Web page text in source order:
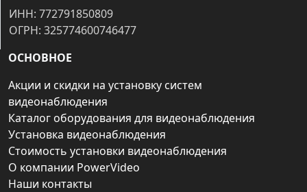
ИНН: 772791850809
ОГРН: 325774600746477
ОСНОВНОЕ
Акции и скидки на установку систем
видеонаблюдения
Каталог оборудования для видеонаблюдения
Установка видеонаблюдения
Стоимость установки видеонаблюдения
О компании PowerVideo
Наши контакты